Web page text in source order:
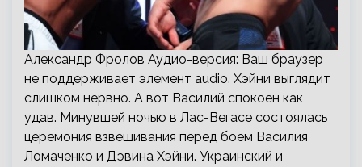
Александр Фролов Аудио-версия: Ваш браузер
не поддерживает элемент audio. Хэйни выглядит
слишком нервно. А вот Василий спокоен как
удав. Минувшей ночью в Лас-Вегасе состоялась
церемония взвешивания перед боем Василия
Ломаченко и Дэвина Хэйни. Украинский и